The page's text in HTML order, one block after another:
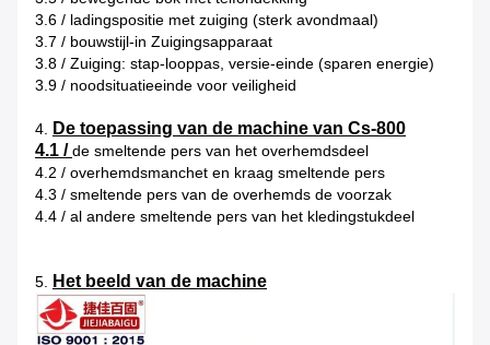
3.6 / ladingspositie met zuiging (sterk avondmaal)
3.7 / bouwstijl-in Zuigingsapparaat
3.8 / Zuiging: stap-looppas, versie-einde (sparen energie)
3.9 / noodsituatieeinde voor veiligheid
4. De toepassing van de machine van Cs-800
4.1 / de smeltende pers van het overhemdsdeel
4.2 / overhemdsmanchet en kraag smeltende pers
4.3 / smeltende pers van de overhemds de voorzak
4.4 / al andere smeltende pers van het kledingstukdeel
5. Het beeld van de machine